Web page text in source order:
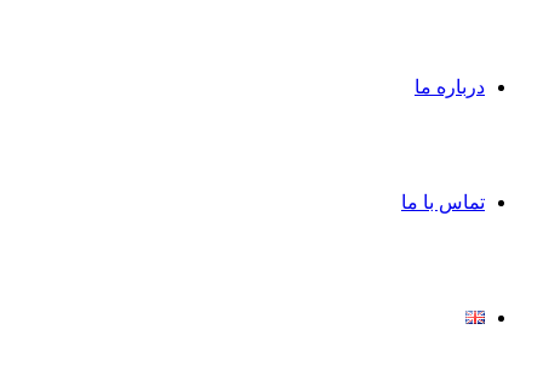
درباره ما
تماس با ما